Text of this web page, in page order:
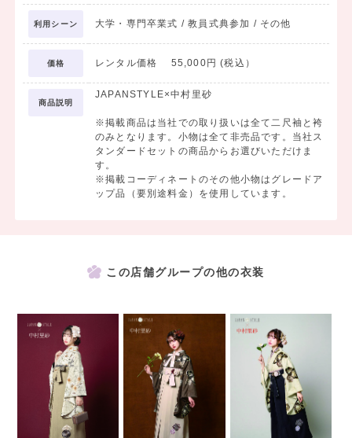
利用シーン 大学・専門卒業式 / 教員式典参加 / その他
価格 レンタル価格 55,000円 (税込）
商品説明
JAPANSTYLE×中村里砂
※掲載商品は当社での取り扱いは全て二尺袖と袴
のみとなります。小物は全て非売品です。当社ス
タンダードセットの商品からお選びいただけま
す。
※掲載コーディネートのその他小物はグレードア
ップ品（要別途料金）を使用しています。
この店舗グループの他の衣装